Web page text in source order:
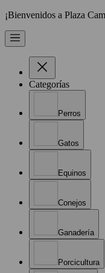
¡Bienvenidos a Plaza
Categorías
Perros
Gatos
Equinos
Conejos
Ganadería
Porcicultura